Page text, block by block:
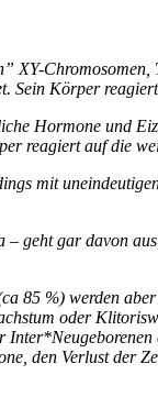
XY-Chromosomen,
Sein Körper
Hormone und
reagiert auf die
mit
geht gar davon
85 %) werden
oder
den Verlust der